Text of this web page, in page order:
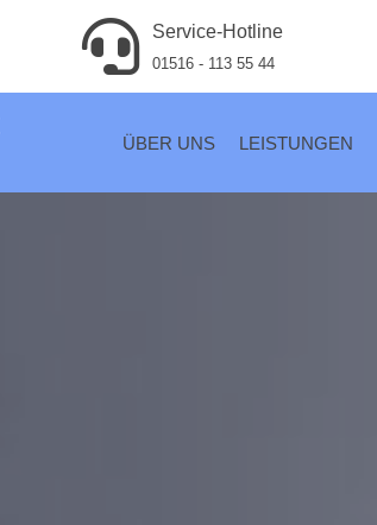
Service-Hotline
01516 - 113 55 44
ÜBER UNS LEISTUNGEN